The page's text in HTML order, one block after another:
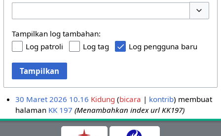
Tampilkan log tambahan:
Log patroli
Log tag Log pengguna baru
Tampilkan
30 Maret 2026 10.16 Kidung bicara kontrib membuat
halaman KK 197 (Menambahkan index url KK197)